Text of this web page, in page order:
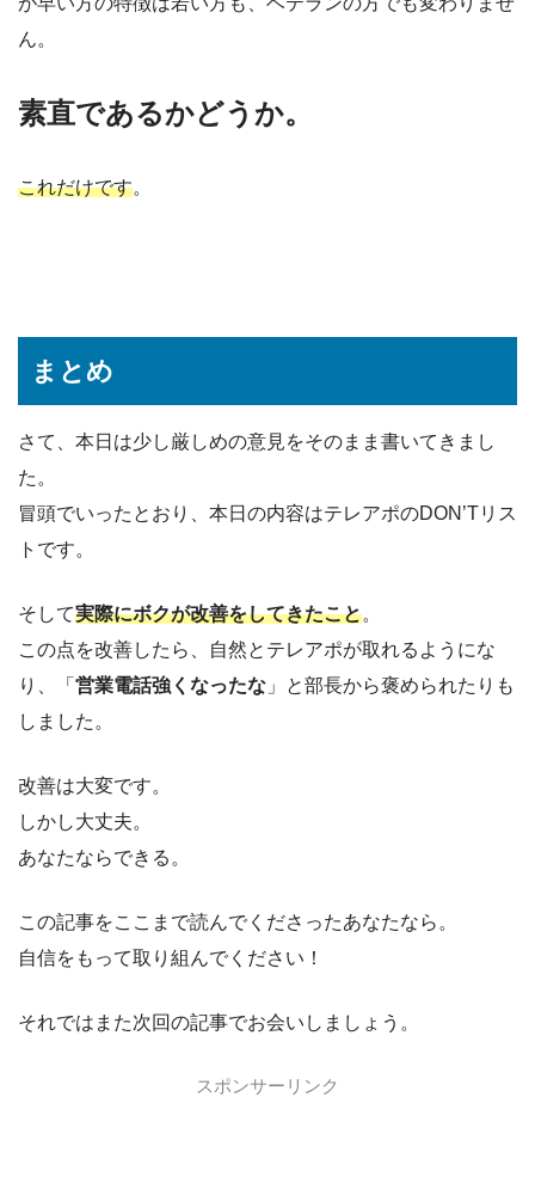
ん。
素直であるかどうか。
これだけです。
まとめ
さて、本日は少し厳しめの意見をそのまま書いてきまし
た。
冒頭でいったとおり、本日の内容はテレアポのDON’Tリス
トです。
そして実際にボクが改善をしてきたこと。
この点を改善したら、自然とテレアポが取れるようにな
り、「 営業電話強くなったな 」と部長から褒められたりも
しました。
改善は大変です。
しかし大丈夫。
あなたならできる。
この記事をここまで読んでくださったあなたなら。
自信をもって取り組んでください！
それではまた次回の記事でお会いしましょう。
スポンサーリンク